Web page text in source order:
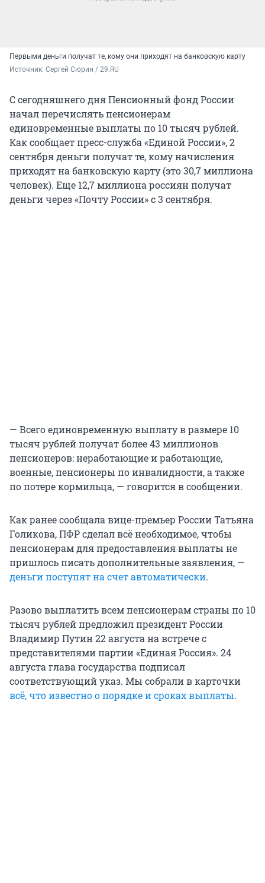
Первыми деньги получат те, кому они приходят на банковскую карту
Источник: Сергей Сюрин / 29.RU
С сегодняшнего дня Пенсионный фонд России
начал перечислять пенсионерам
единовременные выплаты по 10 тысяч рублей.
Как сообщает пресс-служба «Единой России», 2
сентября деньги получат те, кому начисления
приходят на банковскую карту (это 30,7 миллиона
человек). Еще 12,7 миллиона россиян получат
деньги через «Почту России» с 3 сентября.
— Всего единовременную выплату в размере 10
тысяч рублей получат более 43 миллионов
пенсионеров: неработающие и работающие,
военные, пенсионеры по инвалидности, а также
по потере кормильца, — говорится в сообщении.
Как ранее сообщала вице-премьер России Татьяна
Голикова, ПФР сделал всё необходимое, чтобы
пенсионерам для предоставления выплаты не
пришлось писать дополнительные заявления, —
деньги поступят на счет автоматически.
Разово выплатить всем пенсионерам страны по 10
тысяч рублей предложил президент России
Владимир Путин 22 августа на встрече с
представителями партии «Единая Россия». 24
августа глава государства подписал
соответствующий указ. Мы собрали в карточки
всё, что известно о порядке и сроках выплаты.